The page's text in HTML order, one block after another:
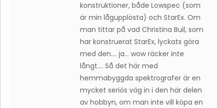
konstruktioner, både Lowspec (som
är min lågupplösta) och StarEx. Om
man tittar på vad Christina Buil, som
har konstruerat StarEx, lyckats göra
med den…. ja… wow räcker inte
långt…. Så det här med
hemmabyggda spektrografer är en
mycket seriös väg in i den här delen
av hobbyn, om man inte vill köpa en